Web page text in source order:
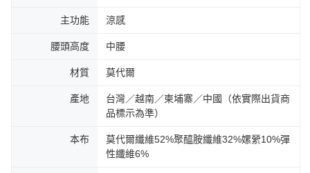
主功能 涼感
腰頭高度 中腰
材質 莫代爾
產地
台灣／越南／柬埔寨／中國（依實際出貨商
品標示為準）
本布
莫代爾纖維52%聚醯胺纖維32%嫘縈10%彈
性纖維6%